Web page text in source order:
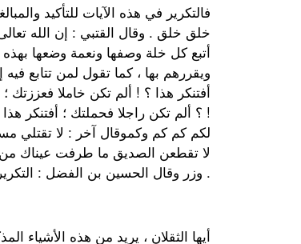
فالتكرير في هذه الآيات للتأكيد
خلق خلق . وقال القتبي : إن الله
أتبع كل خلة وصفها ونعمة وضعها
ويقررهم بها ، كما تقول لمن تتابع
أفتنكر هذا ؟ ! ألم تكن خاملا
! ؟ ألم تكن راجلا فحملتك ؛ أفتنكر
لكم كم كم وكموقال آخر : لا تقتلي
لا تقطعن الصديق ما طرفت عيناك
وزر وقال الحسين بن الفضل : التكرير طردا للغفلة ، وتأكيدا للحجة .